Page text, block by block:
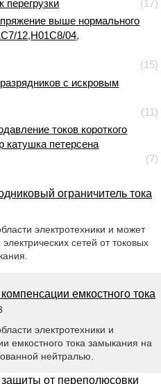
перегрузки
(17)
выше нормального
12,H01C8/04,
(15)
с искровым
(11)
токов короткого
катушка петерсена
(7)
ограничитель тока
электротехники и может
сетей от токовых
емкостного тока
электротехники и
емкостного тока замыкания на
нейтралью.
защиты от переполюсовки